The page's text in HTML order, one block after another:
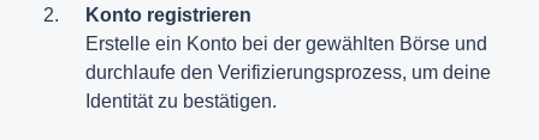
Konto registrieren
Erstelle ein Konto bei der gewählten Börse und
durchlaufe den Verifizierungsprozess, um deine
Identität zu bestätigen.